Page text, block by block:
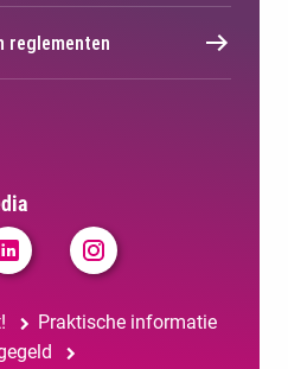
Praktische informatie
reglementen